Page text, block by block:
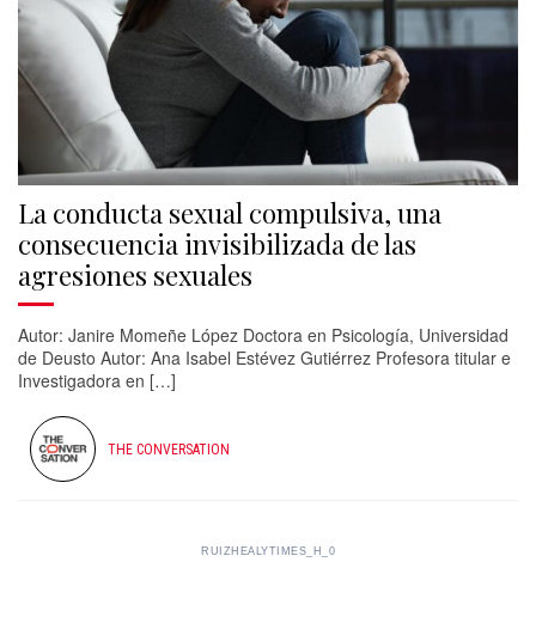
La conducta sexual compulsiva, una
consecuencia invisibilizada de las
agresiones sexuales
Autor: Janire Momeñe López Doctora en Psicología, Universidad
de Deusto Autor: Ana Isabel Estévez Gutiérrez Profesora titular e
Investigadora en […]
THE CONVERSATION
RUIZHEALYTIMES_H_0